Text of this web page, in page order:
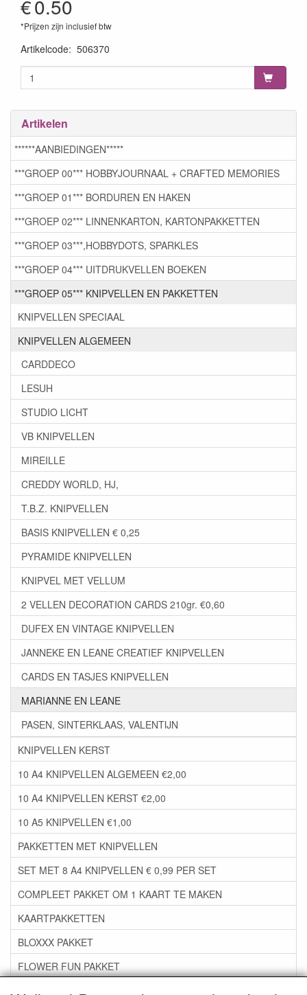
€0.50
*Prijzen zijn inclusief btw
Artikelcode: 506370
Artikelen
******AANBIEDINGEN*****
***GROEP 00*** HOBBYJOURNAAL + CRAFTED MEMORIES
***GROEP 01*** BORDUREN EN HAKEN
***GROEP 02*** LINNENKARTON, KARTONPAKKETTEN
***GROEP 03***,HOBBYDOTS, SPARKLES
***GROEP 04*** UITDRUKVELLEN BOEKEN
***GROEP 05*** KNIPVELLEN EN PAKKETTEN
KNIPVELLEN SPECIAAL
KNIPVELLEN ALGEMEEN
CARDDECO
LESUH
STUDIO LICHT
VB KNIPVELLEN
MIREILLE
CREDDY WORLD, HJ,
T.B.Z. KNIPVELLEN
BASIS KNIPVELLEN € 0,25
PYRAMIDE KNIPVELLEN
KNIPVEL MET VELLUM
2 VELLEN DECORATION CARDS 210gr. €0,60
DUFEX EN VINTAGE KNIPVELLEN
JANNEKE EN LEANE CREATIEF KNIPVELLEN
CARDS EN TASJES KNIPVELLEN
MARIANNE EN LEANE
PASEN, SINTERKLAAS, VALENTIJN
KNIPVELLEN KERST
10 A4 KNIPVELLEN ALGEMEEN €2,00
10 A4 KNIPVELLEN KERST €2,00
10 A5 KNIPVELLEN €1,00
PAKKETTEN MET KNIPVELLEN
SET MET 8 A4 KNIPVELLEN € 0,99 PER SET
COMPLEET PAKKET OM 1 KAART TE MAKEN
KAARTPAKKETTEN
BLOXXX PAKKET
FLOWER FUN PAKKET
***GROEP 06*** TAPE/LIJM SNIJMALLEN STEMPELS